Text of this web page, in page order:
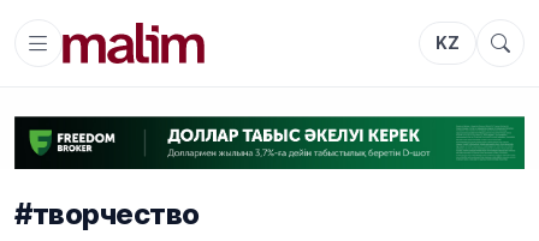
KZ
#творчество